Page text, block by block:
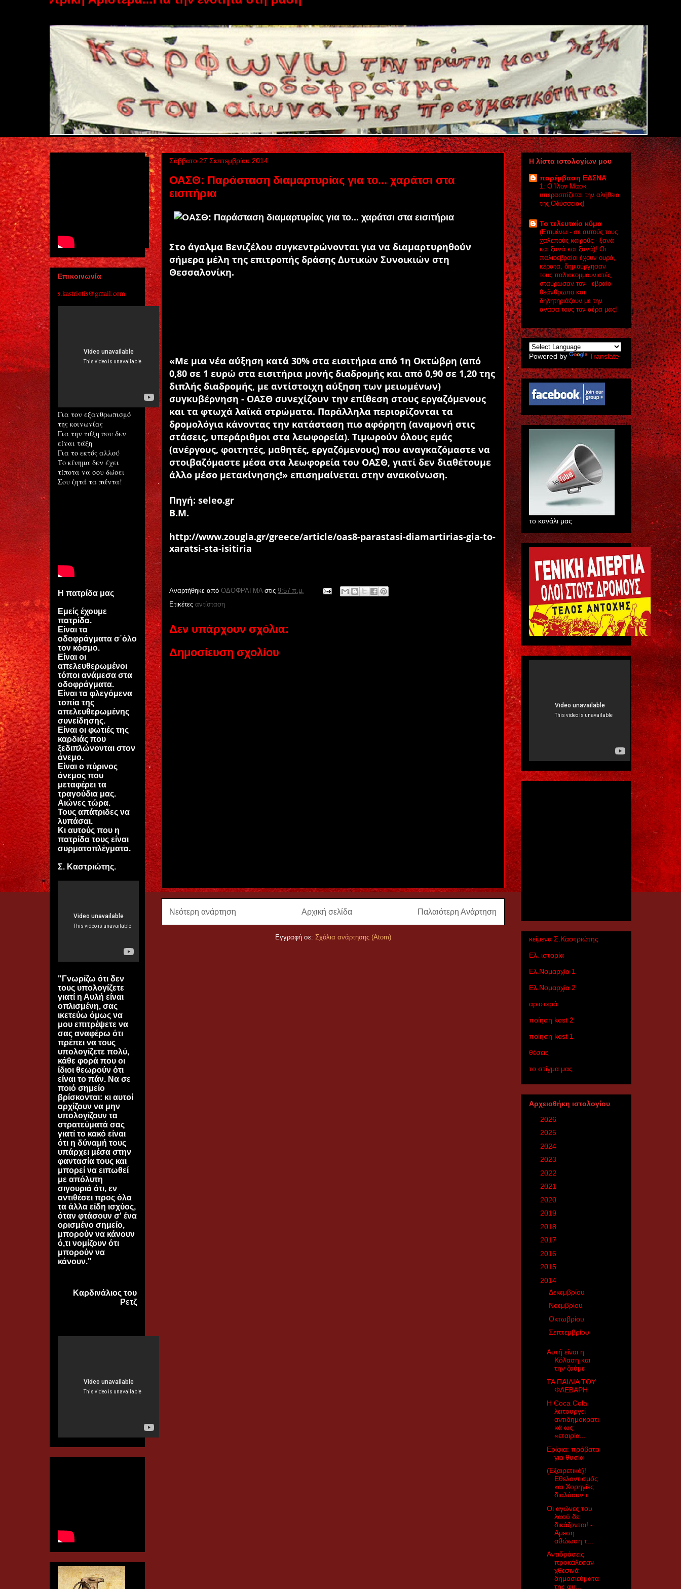
Σάββατο 27 Σεπτεμβρίου 2014
ΟΑΣΘ: Παράσταση διαμαρτυρίας για το... χαράτσι στα
εισιτήρια
Στο άγαλμα Βενιζέλου συγκεντρώνονται για να διαμαρτυρηθούν
σήμερα μέλη της επιτροπής δράσης Δυτικών Συνοικιών στη
Θεσσαλονίκη.
«Με μια νέα αύξηση κατά 30% στα εισιτήρια από 1η Οκτώβρη (από
0,80 σε 1 ευρώ στα εισιτήρια μονής διαδρομής και από 0,90 σε 1,20 της
διπλής διαδρομής, με αντίστοιχη αύξηση των μειωμένων)
συγκυβέρνηση - ΟΑΣΘ συνεχίζουν την επίθεση στους εργαζόμενους
και τα φτωχά λαϊκά στρώματα. Παράλληλα περιορίζονται τα
δρομολόγια κάνοντας την κατάσταση πιο αφόρητη (αναμονή στις
στάσεις, υπεράριθμοι στα λεωφορεία). Τιμωρούν όλους εμάς
(ανέργους, φοιτητές, μαθητές, εργαζόμενους) που αναγκαζόμαστε να
στοιβαζόμαστε μέσα στα λεωφορεία του ΟΑΣΘ, γιατί δεν διαθέτουμε
άλλο μέσο μετακίνησης!» επισημαίνεται στην ανακοίνωση.
Πηγή: seleo.gr
Β.Μ.
http://www.zougla.gr/greece/article/oas8-parastasi-diamartirias-gia-to-
xaratsi-sta-isitiria
Αναρτήθηκε από ΟΔΟΦΡΑΓΜΑ στις 9:57 π.μ.
Ετικέτες αντίσταση
Δεν υπάρχουν σχόλια:
Δημοσίευση σχολίου
Νεότερη ανάρτηση Παλαιότερη Ανάρτηση
Αρχική σελίδα
Εγγραφή σε: Σχόλια ανάρτησης (Atom)
Επικοινωνία
s.kastriotis@gmail.com
Για τον εξανθρωπισμό
της κοινωνίας
Για την τάξη που δεν
είναι τάξη
Για το εκτός αλλού
Το κίνημα δεν έχει
τίποτα να σου δώσει
Σου ζητά τα πάντα!
Η πατρίδα μας
Εμείς έχουμε
πατρίδα.
Είναι τα
οδοφράγματα σ΄όλο
τον κόσμο.
Είναι οι
απελευθερωμένοι
τόποι ανάμεσα στα
οδοφράγματα.
Είναι τα φλεγόμενα
τοπία της
απελευθερωμένης
συνείδησης.
Είναι οι φωτιές της
καρδιάς που
ξεδιπλώνονται στον
άνεμο.
Είναι ο πύρινος
άνεμος που
μεταφέρει τα
τραγούδια μας.
Αιώνες τώρα.
Τους απάτριδες να
λυπάσαι.
Κι αυτούς που η
πατρίδα τους είναι
συρματοπλέγματα.
Σ. Καστριώτης.
"Γνωρίζω ότι δεν
τους υπολογίζετε
γιατί η Αυλή είναι
οπλισμένη, σας
ικετεύω όμως να
μου επιτρέψετε να
σας αναφέρω ότι
πρέπει να τους
υπολογίζετε πολύ,
κάθε φορά που οι
ίδιοι θεωρούν ότι
είναι το πάν. Να σε
ποιό σημείο
βρίσκονται: κι αυτοί
αρχίζουν να μην
υπολογίζουν τα
στρατεύματά σας
γιατί το κακό είναι
ότι η δύναμή τους
υπάρχει μέσα στην
φαντασία τους και
μπορεί να ειπωθεί
με απόλυτη
σιγουριά ότι, εν
αντιθέσει προς όλα
τα άλλα είδη ισχύος,
όταν φτάσουν σ' ένα
ορισμένο σημείο,
μπορούν να κάνουν
ό,τι νομίζουν ότι
μπορούν να
κάνουν."
Kαρδινάλιος του
Ρετζ
Η λίστα ιστολογίων μου
παρέμβαση ΕΔΣΝΑ
1: Ο Ίλον Μασκ
υπερασπίζεται την αλήθεια
της Οδύσσειας!
Το τελευταίο κύμα
(Eπιμένω - σε αυτούς τους
χαλεπούς καιρούς - ξανά
και ξανά και ξανά)! Οι
παλιοεβραίοι έχουν ουρά,
κέρατα, δημιούργησαν
τους παλιοκομμουνιστές,
σταύρωσαν τον - εβραίο -
θεάνθρωπο και
δηλητηριάζουν με την
ανάσα τους τον αέρα μας!
Powered by Translate
το κανάλι μας
κείμενα Σ.Καστριώτης
Ελ. ιστορία
Ελ.Nομαρχία 1
Ελ.Nομαρχία 2
αριστερά
ποίηση kost 2
ποίηση kost 1
θέσεις
το στίγμα μας
Αρχειοθήκη ιστολογίου
2026
2025
2024
2023
2022
2021
2020
2019
2018
2017
2016
2015
2014
Δεκεμβρίου
Νοεμβρίου
Οκτωβρίου
Σεπτεμβρίου
Αυτή είναι η
Κόλαση και
την ζούμε
ΤΑ ΠΑΙΔΙΑ ΤΟΥ
ΦΛΕΒΑΡΗ
Η Coca Cola
λειτουργεί
αντιδημοκρατι
κά ως
«εταιρία...
Ερίφια: πρόβατα
για θυσία
(Εξαιρετικό)!
Εθελοντισμός
και Χορηγίες
διαλύουν τ...
Οι αγώνες του
λαού δε
δικάζονται! -
Αμεση
αθώωση τ...
Αντιδράσεις
προκάλεσαν
χθεσινά
δημοσιεύματα
της φυ...